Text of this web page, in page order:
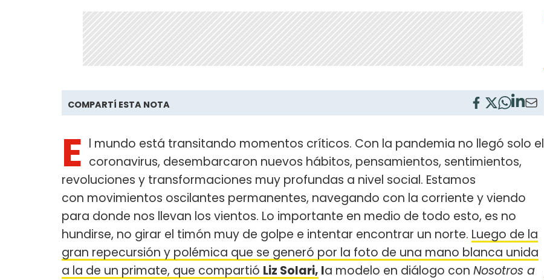
COMPARTÍ ESTA NOTA
E l mundo está transitando momentos críticos. Con la pandemia no llegó solo el
coronavirus, desembarcaron nuevos hábitos, pensamientos, sentimientos,
revoluciones y transformaciones muy profundas a nivel social. Estamos
con movimientos oscilantes permanentes, navegando con la corriente y viendo
para donde nos llevan los vientos. Lo importante en medio de todo esto, es no
hundirse, no girar el timón muy de golpe e intentar encontrar un norte. Luego de la
gran repecursión y polémica que se generó por la foto de una mano blanca unida
a la de un primate, que compartió Liz Solari, la modelo en diálogo con Nosotros a